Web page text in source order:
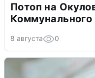
Потоп на
Коммунального
8 августа 0